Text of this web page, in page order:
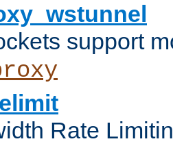
support
Rate